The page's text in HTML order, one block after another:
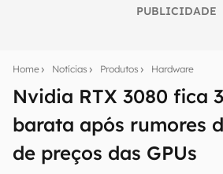
PUBLICIDADE
Home Notícias Produtos Hardware
Nvidia RTX 3080 fica
barata após rumores
de preços das GPUs
notícias e reviews sobre
mão.
E-mail